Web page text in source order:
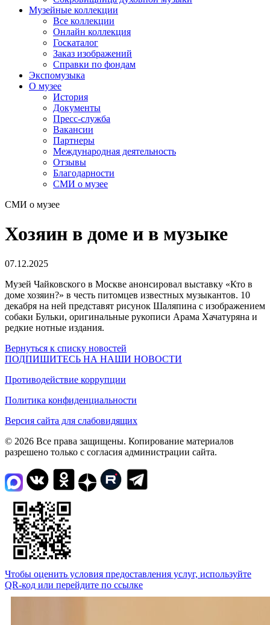
Музейные коллекции
Все коллекции
Онлайн коллекция
Госкаталог
Заказ изображений
Справки по фондам
Экспомузыка
О музее
История
Документы
Пресс-служба
Вакансии
Партнеры
Международная деятельность
Отзывы
Благодарности
СМИ о музее
СМИ о музее
Хозяин в доме и в музыке
07.12.2025
Музей Чайковского в Москве анонсировал выставку «Кто в
доме хозяин?» в честь питомцев известных музыкантов. 10
декабря на ней представят рисунок Шаляпина с изображением
собаки Бульки, оригинальные рукописи Арама Хачатуряна и
редкие нотные издания.
Вернуться к списку новостей
ПОДПИШИТЕСЬ НА НАШИ НОВОСТИ
Противодействие коррупции
Политика конфиденциальности
Версия сайта для слабовидящих
© 2026 Все права защищены. Копирование материалов
разрешено только с согласия администрации сайта.
Чтобы оценить условия предоставления услуг, используйте
QR-код или перейдите по ссылке